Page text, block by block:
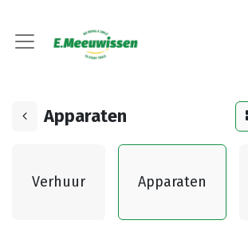
Apparaten
Verhuur Apparaten